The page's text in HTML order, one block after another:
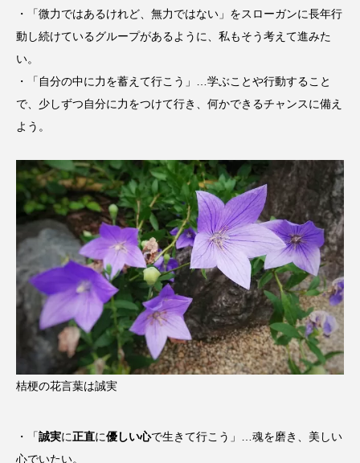
・「微力ではあるけれど、無力ではない」をスローガンに長年行
動し続けているグループがあるように、私もそう考えて進みた
い。
・「自分の中に力を蓄えて行こう」…学ぶことや行動すること
で、少しずつ自分に力をつけて行き、何かできるチャンスに備え
よう。
桔梗の花言葉は誠実
・「誠実に正直に優しい心で生きて行こう」…魂を磨き、美しい
心でいたい。